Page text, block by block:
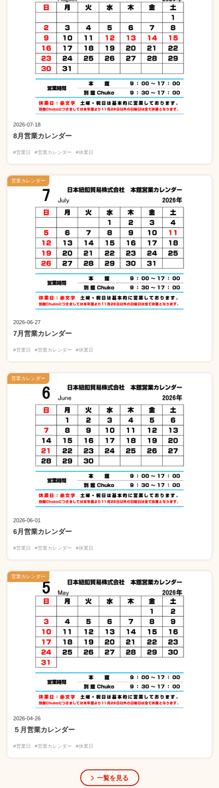
2026-07-18
8月営業カレンダー
#営業日 #営業カレンダー #休業日
2026-06-27
7月営業カレンダー
#営業日 #営業カレンダー #休業日
営業カレンダー
2026-06-01
6月営業カレンダー
#営業日 #営業カレンダー #休業日
営業カレンダー
2026-04-26
５月営業カレンダー
#営業日 #営業カレンダー #休業日
営業カレンダー
一覧を見る